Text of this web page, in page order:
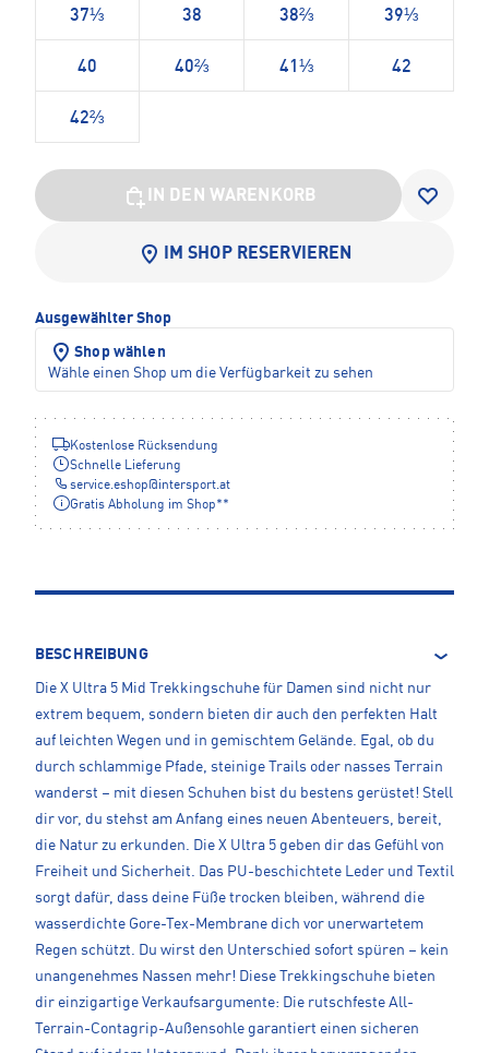
37⅓ 38 38⅔ 39⅓
40 40⅔ 41⅓ 42
42⅔
IN DEN WARENKORB
IM SHOP RESERVIEREN
Ausgewählter Shop
Shop wählen
Wähle einen Shop um die Verfügbarkeit zu sehen
Kostenlose Rücksendung
Schnelle Lieferung
service.eshop@intersport.at
Gratis Abholung im Shop**
BESCHREIBUNG
Die X Ultra 5 Mid Trekkingschuhe für Damen sind nicht nur
extrem bequem, sondern bieten dir auch den perfekten Halt
auf leichten Wegen und in gemischtem Gelände. Egal, ob du
durch schlammige Pfade, steinige Trails oder nasses Terrain
wanderst – mit diesen Schuhen bist du bestens gerüstet! Stell
dir vor, du stehst am Anfang eines neuen Abenteuers, bereit,
die Natur zu erkunden. Die X Ultra 5 geben dir das Gefühl von
Freiheit und Sicherheit. Das PU-beschichtete Leder und Textil
sorgt dafür, dass deine Füße trocken bleiben, während die
wasserdichte Gore-Tex-Membrane dich vor unerwartetem
Regen schützt. Du wirst den Unterschied sofort spüren – kein
unangenehmes Nassen mehr! Diese Trekkingschuhe bieten
dir einzigartige Verkaufsargumente: Die rutschfeste All-
Terrain-Contagrip-Außensohle garantiert einen sicheren